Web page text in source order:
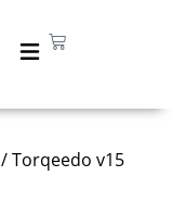
/ Torqeedo v15